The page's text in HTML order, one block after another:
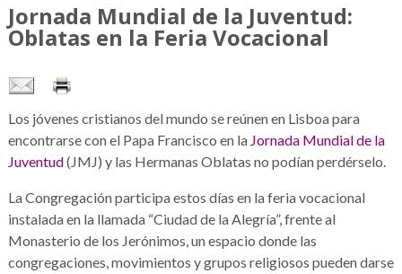
Jornada Mundial de la Juventud:
Oblatas en la Feria Vocacional
Los jóvenes cristianos del mundo se reúnen en Lisboa para
encontrarse con el Papa Francisco en la Jornada Mundial de la
Juventud(JMJ) y las Hermanas Oblatas no podían perdérselo.
La Congregación participa estos días en la feria vocacional
instalada en la llamada “Ciudad de la Alegría”, frente al
Monasterio de los Jerónimos, un espacio donde las
congregaciones, movimientos y grupos religiosos pueden darse